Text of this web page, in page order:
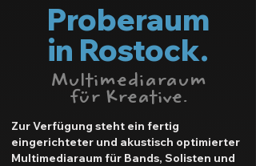
Proberaum
in Rostock.
Multimediaraum
für Kreative.
Zur Verfügung steht ein fertig
eingerichteter und akustisch optimierter
Multimediaraum für Bands, Solisten und